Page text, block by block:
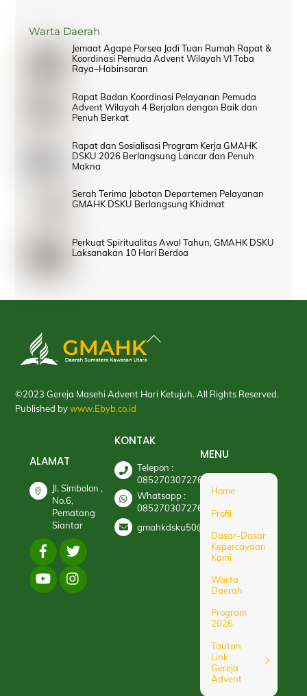
Warta Daerah
Jemaat Agape Porsea Jadi Tuan Rumah Rapat &
Koordinasi Pemuda Advent Wilayah VI Toba
Raya–Habinsaran
Rapat Badan Koordinasi Pelayanan Pemuda
Advent Wilayah 4 Berjalan dengan Baik dan
Penuh Berkat
Rapat dan Sosialisasi Program Kerja GMAHK
DSKU 2026 Berlangsung Lancar dan Penuh
Makna
Serah Terima Jabatan Departemen Pelayanan
GMAHK DSKU Berlangsung Khidmat
Perkuat Spiritualitas Awal Tahun, GMAHK DSKU
Laksanakan 10 Hari Berdoa
Back
©2023 Gereja Masehi Advent Hari Ketujuh. All Rights Reserved.
Published bywww.Ebyb.co.id
ALAMAT
Jl. Simbolon ,
No.6,
Pematang
Siantar
KONTAK
Telepon :
085270307276
Whatsapp :
085270307276
gmahkdsku50@gmail.com
MENU
Home
Profil
Dasar-Dasar
Kepercayaan
Kami
Warta
Daerah
Program
2026
Tautan
Link
Gereja
Advent